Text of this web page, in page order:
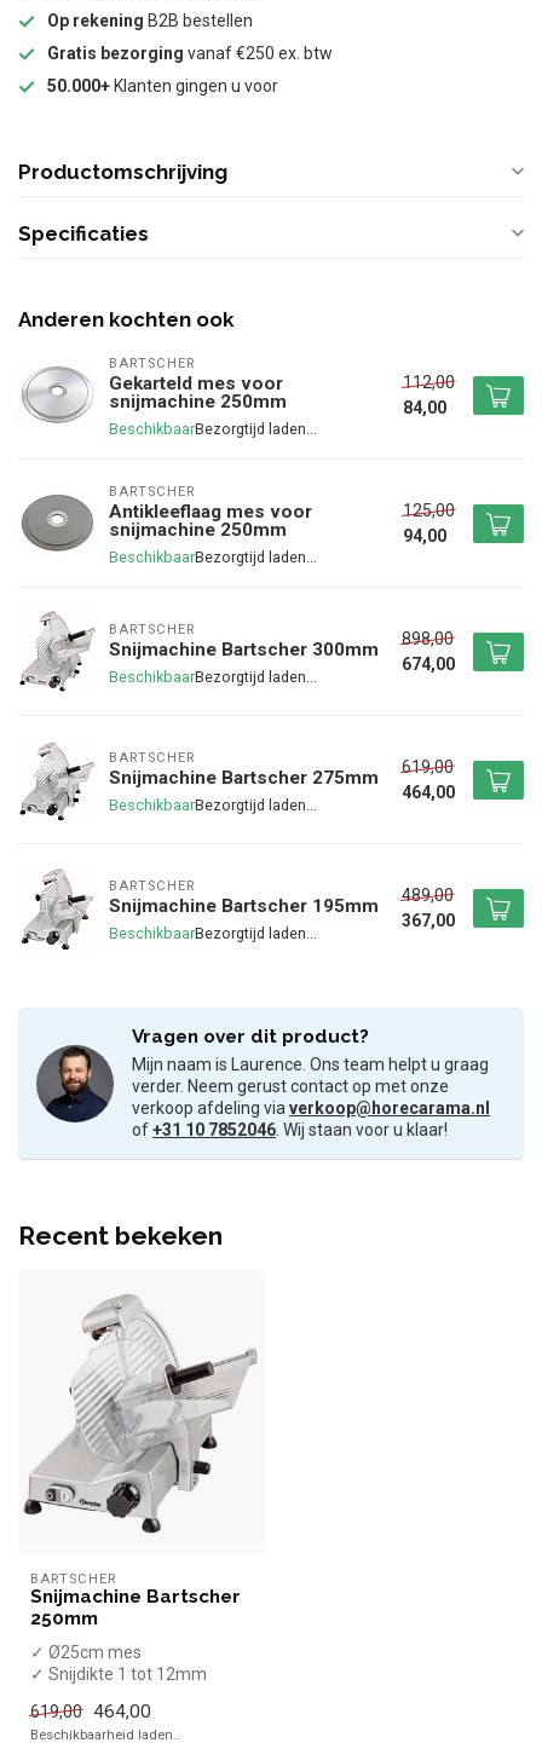
Op rekening B2B bestellen
Gratis bezorging vanaf €250 ex. btw
50.000+ Klanten gingen u voor
Productomschrijving
Specificaties
Anderen kochten ook
BARTSCHER
Gekarteld mes voor
snijmachine 250mm
Beschikbaar
112,00
84,00
BARTSCHER
Antikleeflaag mes voor
snijmachine 250mm
Beschikbaar
125,00
94,00
BARTSCHER
Snijmachine Bartscher 300mm
Beschikbaar
898,00
674,00
BARTSCHER
Snijmachine Bartscher 275mm
Beschikbaar
619,00
464,00
BARTSCHER
Snijmachine Bartscher 195mm
Beschikbaar
489,00
367,00
Vragen over dit product?
Mijn naam is Laurence. Ons team helpt u graag
verder. Neem gerust contact op met onze
verkoop afdeling viaverkoop@horecarama.nl
of+31 10 7852046. Wij staan voor u klaar!
Recent bekeken
BARTSCHER
Snijmachine Bartscher
250mm
✓ Ø25cm mes
✓ Snijdikte 1 tot 12mm
✓ Schuin model
✓ 240 Watt
619,00 464,00
Beschikbaarheid laden..